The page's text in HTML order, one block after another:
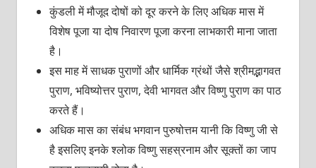
कुंडली में मौजूद दोषों को दूर करने के लिए अधिक मास में
विशेष पूजा या दोष निवारण पूजा करना लाभकारी माना जाता
है।
इस माह में साधक पुराणों और धार्मिक ग्रंथों जैसे श्रीमद्भागवत
पुराण, भविष्योत्तर पुराण, देवी भागवत और विष्णु पुराण का पाठ
करते हैं।
अधिक मास का संबंध भगवान पुरुषोत्तम यानी कि विष्णु जी से
है इसलिए इनके श्लोक विष्णु सहस्रनाम और सूक्तों का जाप